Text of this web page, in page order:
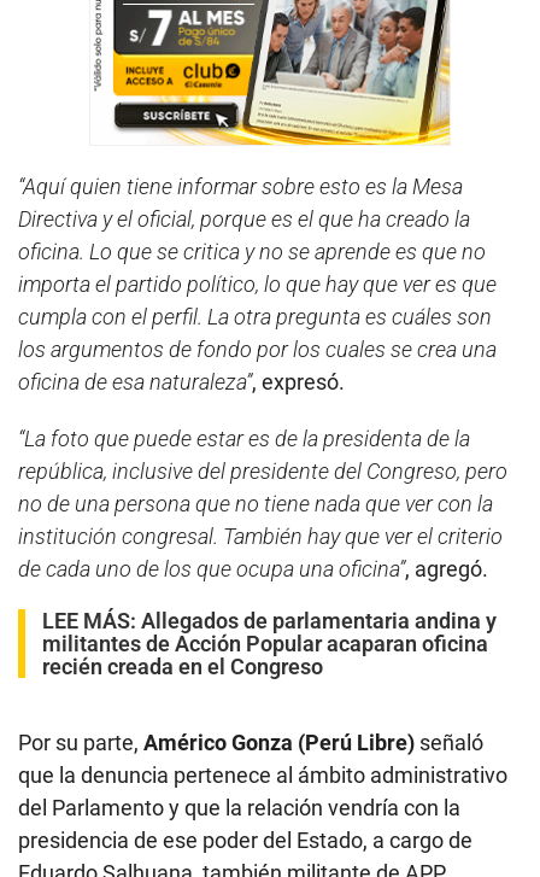
“Aquí quien tiene informar sobre esto es la Mesa
Directiva y el oficial, porque es el que ha creado la
oficina. Lo que se critica y no se aprende es que no
importa el partido político, lo que hay que ver es que
cumpla con el perfil. La otra pregunta es cuáles son
los argumentos de fondo por los cuales se crea una
oficina de esa naturaleza”, expresó.
“La foto que puede estar es de la presidenta de la
república, inclusive del presidente del Congreso, pero
no de una persona que no tiene nada que ver con la
institución congresal. También hay que ver el criterio
de cada uno de los que ocupa una oficina”, agregó.
LEE MÁS: Allegados de parlamentaria andina y
militantes de Acción Popular acaparan oficina
recién creada en el Congreso
Por su parte, Américo Gonza (Perú Libre) señaló
que la denuncia pertenece al ámbito administrativo
del Parlamento y que la relación vendría con la
presidencia de ese poder del Estado, a cargo de